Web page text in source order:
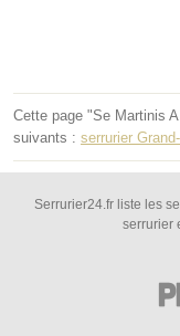
Cette page "Se Martinis
suivants : serrurier
Serrurier24.fr liste les
serrurier